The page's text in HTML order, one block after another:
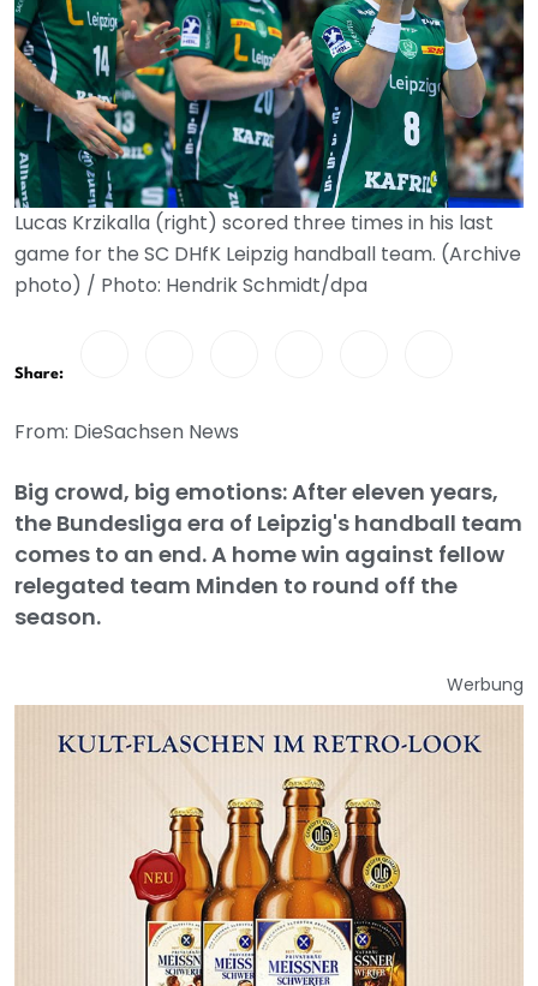
Lucas Krzikalla (right) scored three times in his last
game for the SC DHfK Leipzig handball team. (Archive
photo) / Photo: Hendrik Schmidt/dpa
Share:
From: DieSachsen News
Big crowd, big emotions: After eleven years,
the Bundesliga era of Leipzig's handball team
comes to an end. A home win against fellow
relegated team Minden to round off the
season.
Werbung